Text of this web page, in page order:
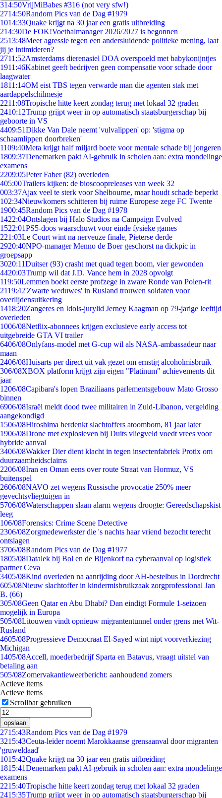
314:50VrijMiBabes #316 (not very sfw!)
2714:50Random Pics van de Dag #1979
1014:33Quake krijgt na 30 jaar een gratis uitbreiding
214:30De FOK!Voetbalmanager 2026/2027 is begonnen
2513:48Meer agressie tegen een andersluidende politieke mening, laat
jij je intimideren?
2711:52Amsterdams dierenasiel DOA overspoeld met babykonijntjes
1911:46Kabinet geeft bedrijven geen compensatie voor schade door
laagwater
1811:14OM eist TBS tegen verwarde man die agenten stak met
aardappelschilmesje
2211:08Tropische hitte keert zondag terug met lokaal 32 graden
2410:12Trump grijpt weer in op automatisch staatsburgerschap bij
geboorte in VS
4409:51Dikke Van Dale neemt 'vulvalippen' op: 'stigma op
schaamlippen doorbreken'
1109:40Meta krijgt half miljard boete voor mentale schade bij jongeren
1809:37Denemarken pakt AI-gebruik in scholen aan: extra mondelinge
examens
2209:05Peter Faber (82) overleden
405:00Trailers kijken: de bioscoopreleases van week 32
003:37Ajax veel te sterk voor Shelbourne, maar houdt schade beperkt
102:34Nieuwkomers schitteren bij ruime Europese zege FC Twente
1900:45Random Pics van de Dag #1978
1422:04Ontslagen bij Halo Studios na Campaign Evolved
1522:01PS5-doos waarschuwt voor einde fysieke games
221:03Le Court wint na nerveuze finale, Pieterse derde
2920:40NPO-manager Menno de Boer geschorst na dickpic in
groepsapp
3020:11Duitser (93) crasht met quad tegen boom, vier gewonden
4420:03Trump wil dat J.D. Vance hem in 2028 opvolgt
119:50Lemmen boekt eerste profzege in zware Ronde van Polen-rit
2119:42'Zwarte weduwes' in Rusland trouwen soldaten voor
overlijdensuitkering
1418:20Zangeres en Idols-jurylid Jerney Kaagman op 79-jarige leeftijd
overleden
1006/08Netflix-abonnees krijgen exclusieve early access tot
uitgebreide GTA VI trailer
6406/08Onlyfans-model met G-cup wil als NASA-ambassadeur naar
maan
2406/08Huisarts per direct uit vak gezet om ernstig alcoholmisbruik
306/08XBOX platform krijgt zijn eigen "Platinum" achievements dit
jaar
1206/08Capibara's lopen Braziliaans parlementsgebouw Mato Grosso
binnen
6906/08Israël meldt dood twee militairen in Zuid-Libanon, vergelding
aangekondigd
1506/08Hiroshima herdenkt slachtoffers atoombom, 81 jaar later
1906/08Drone met explosieven bij Duits vliegveld voedt vrees voor
hybride aanval
3406/08Wakker Dier dient klacht in tegen insectenfabriek Protix om
duurzaamheidsclaims
2206/08Iran en Oman eens over route Straat van Hormuz, VS
buitenspel
2606/08NAVO zet wegens Russische provocatie 250% meer
gevechtsvliegtuigen in
5706/08Waterschappen slaan alarm wegens droogte: Gereedschapskist
leeg
106/08Forensics: Crime Scene Detective
2306/08Zorgmedewerkster die 's nachts haar vriend bezocht terecht
ontslagen
3706/08Random Pics van de Dag #1977
1805/08Datalek bij Bol en de Bijenkorf na cyberaanval op logistiek
partner Ceva
3405/08Kind overleden na aanrijding door AH-bestelbus in Dordrecht
605/08Nieuw slachtoffer in kindermisbruikzaak zorgprofessional Jan
B. (66)
305/08Geen Qatar en Abu Dhabi? Dan eindigt Formule 1-seizoen
mogelijk in Europa
505/08Litouwen vindt opnieuw migrantentunnel onder grens met Wit-
Rusland
4605/08Progressieve Democraat El-Sayed wint nipt voorverkiezing
Michigan
1405/08Accell, moederbedrijf Sparta en Batavus, vraagt uitstel van
betaling aan
505/08Zomervakantieweerbericht: aanhoudend zomers
Actieve items
Actieve items
Scrollbar gebruiken
opslaan
2715:43Random Pics van de Dag #1979
3215:43Ceuta-leider noemt Marokkaanse grensaanval door migranten
'gruweldaad'
1015:42Quake krijgt na 30 jaar een gratis uitbreiding
1815:41Denemarken pakt AI-gebruik in scholen aan: extra mondelinge
examens
2215:40Tropische hitte keert zondag terug met lokaal 32 graden
2415:35Trump grijpt weer in op automatisch staatsburgerschap bij